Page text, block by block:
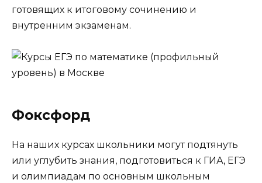
готовящих к итоговому сочинению и
внутренним экзаменам.
Фоксфорд
На наших курсах школьники могут подтянуть
или углубить знания, подготовиться к ГИА, ЕГЭ
и олимпиадам по основным школьным